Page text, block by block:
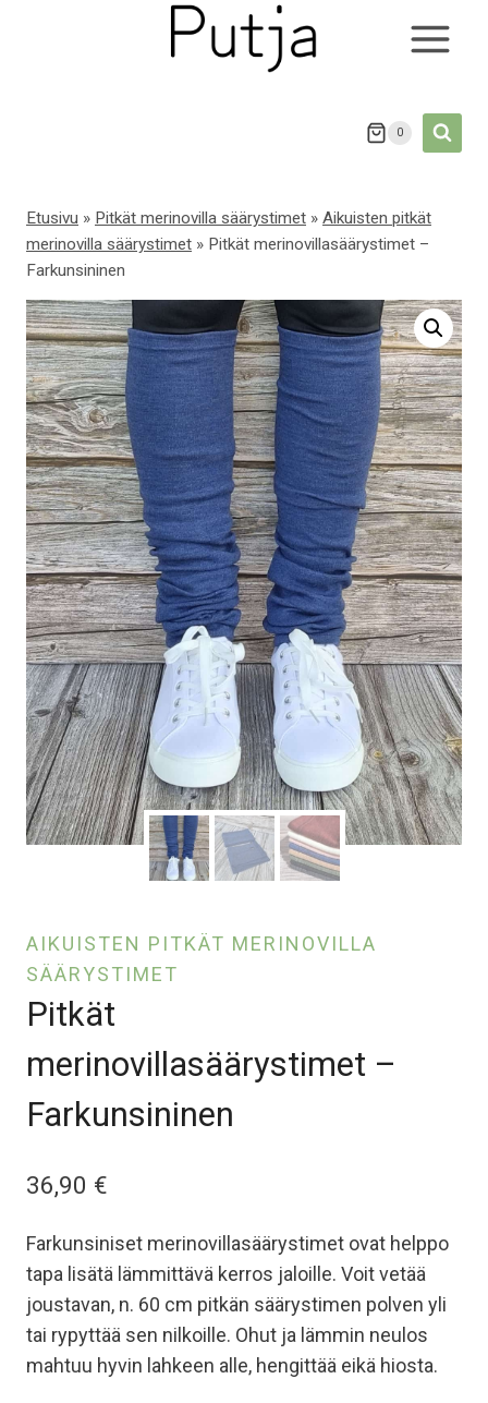
0
Etusivu » Pitkät merinovilla säärystimet » Aikuisten pitkät
merinovilla säärystimet » Pitkät merinovillasäärystimet –
Farkunsininen
AIKUISTEN PITKÄT MERINOVILLA
SÄÄRYSTIMET
Pitkät
merinovillasäärystimet –
Farkunsininen
36,90 €
Farkunsiniset merinovillasäärystimet ovat helppo
tapa lisätä lämmittävä kerros jaloille. Voit vetää
joustavan, n. 60 cm pitkän säärystimen polven yli
tai rypyttää sen nilkoille. Ohut ja lämmin neulos
mahtuu hyvin lahkeen alle, hengittää eikä hiosta.